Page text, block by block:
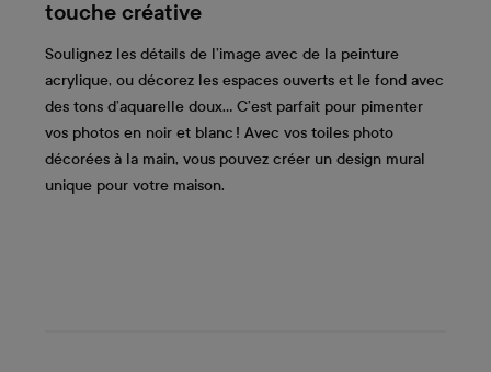
touche créative
Soulignez les détails de l’image avec de la peinture
acrylique, ou décorez les espaces ouverts et le fond avec
des tons d’aquarelle doux… C’est parfait pour pimenter
vos photos en noir et blanc ! Avec vos toiles photo
décorées à la main, vous pouvez créer un design mural
unique pour votre maison.